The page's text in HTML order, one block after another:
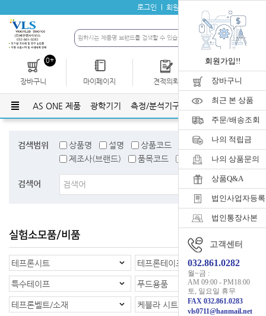
로그인 회원가입
0+
장바구니 마이페이지 견적의뢰 개인결제
AS ONE 제품 광학기기 측정/분석기구 유리기구 플라스틱
검색범위 상품명 설명 상품코드
검색어태그
제조사(브랜드)
품목코드 품목명
검색어
실험소모품/비품
테프론시트 테프론테이프
특수테이프 푸드용품
테프론벨트/소재 케블라 시트/소재
회원가입!!
장바구니
최근 본 상품
주문/배송조회
나의 적립금
나의 상품문의
상품Q&A
법인사업자등
법인통장사본
고객센터
032.861.0282
월~금 :
AM 09:00 - PM18:00
토, 일요일 휴무
FAX 032.861.0283
vls0711@hanmail.net